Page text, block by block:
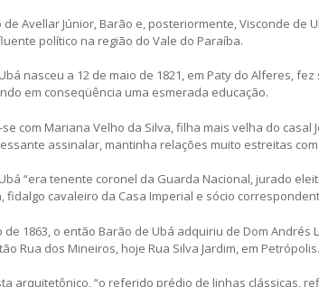
de Avellar Júnior, Barão e, posteriormente, Visconde
político na região do Vale do Paraíba.
nasceu a 12 de maio de 1821, em Paty do Alferes,
em conseqüência uma esmerada educação.
se com Mariana Velho da Silva, filha mais velha do
assinalar, mantinha relações muito estreitas
“era tenente coronel da Guarda Nacional, jurado
fidalgo cavaleiro da Casa Imperial e sócio
de 1863, o então Barão de Ubá adquiriu de Dom
Rua dos Mineiros, hoje Rua Silva Jardim, em Petrópolis.
arquitetônico, “o referido prédio de linhas clássicas,